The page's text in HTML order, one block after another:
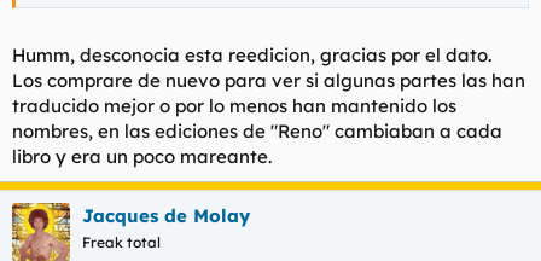
Humm, desconocia esta reedicion, gracias por el dato.
Los comprare de nuevo para ver si algunas partes las han
traducido mejor o por lo menos han mantenido los
nombres, en las ediciones de "Reno" cambiaban a cada
libro y era un poco mareante.
Jacques de Molay
Freak total